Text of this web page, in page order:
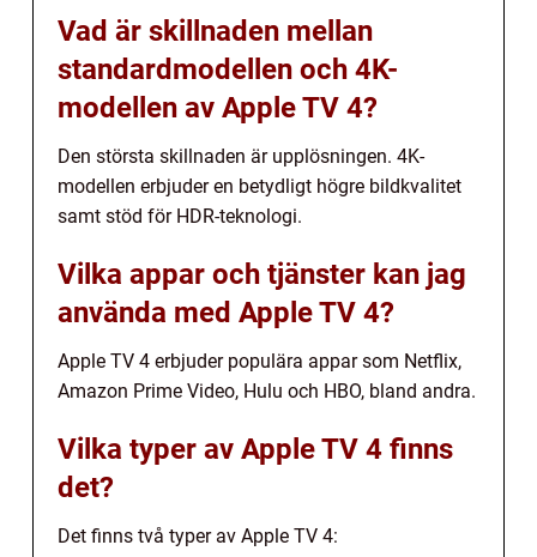
Vad är skillnaden mellan
standardmodellen och 4K-
modellen av Apple TV 4?
Den största skillnaden är upplösningen. 4K-
modellen erbjuder en betydligt högre bildkvalitet
samt stöd för HDR-teknologi.
Vilka appar och tjänster kan jag
använda med Apple TV 4?
Apple TV 4 erbjuder populära appar som Netflix,
Amazon Prime Video, Hulu och HBO, bland andra.
Vilka typer av Apple TV 4 finns
det?
Det finns två typer av Apple TV 4: